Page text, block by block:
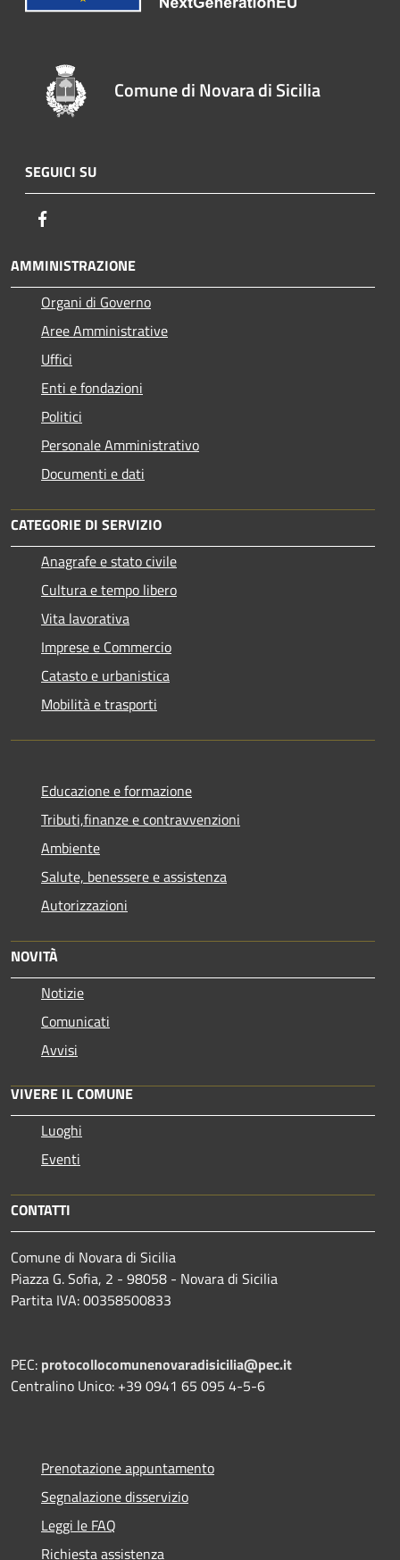
Comune di Novara di Sicilia
SEGUICI SU
AMMINISTRAZIONE
Organi di Governo
Aree Amministrative
Uffici
Enti e fondazioni
Politici
Personale Amministrativo
Documenti e dati
CATEGORIE DI SERVIZIO
Anagrafe e stato civile
Cultura e tempo libero
Vita lavorativa
Imprese e Commercio
Catasto e urbanistica
Mobilità e trasporti
Educazione e formazione
Tributi,finanze e contravvenzioni
Ambiente
Salute, benessere e assistenza
Autorizzazioni
NOVITÀ
Notizie
Comunicati
Avvisi
VIVERE IL COMUNE
Luoghi
Eventi
CONTATTI
Comune di Novara di Sicilia
Piazza G. Sofia, 2 - 98058 - Novara di Sicilia
Partita IVA: 00358500833
PEC: protocollocomunenovaradisicilia@pec.it
Centralino Unico: +39 0941 65 095 4-5-6
Prenotazione appuntamento
Segnalazione disservizio
Leggi le FAQ
Richiesta assistenza